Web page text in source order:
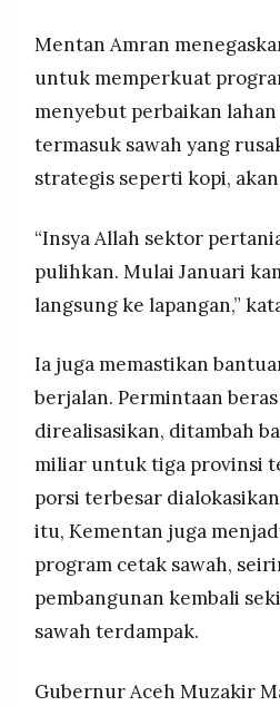
2026
RESOLUSI
PRAMUDITA
lanjutan seperti obat-
perlengkapan sekolah;
bantuan diperkuat hingga
Mentan Amran
untuk memperkuat
menyebut perbaikan
termasuk sawah yang
strategis seperti kopi,
“Insya Allah sektor
pulihkan. Mulai Januari
langsung ke lapangan,”
Ia juga memastikan
berjalan. Permintaan
direalisasikan, ditambah
miliar untuk tiga provinsi
porsi terbesar
itu, Kementan juga
program cetak sawah,
pembangunan kembali
sawah terdampak.
Gubernur Aceh Muzakir